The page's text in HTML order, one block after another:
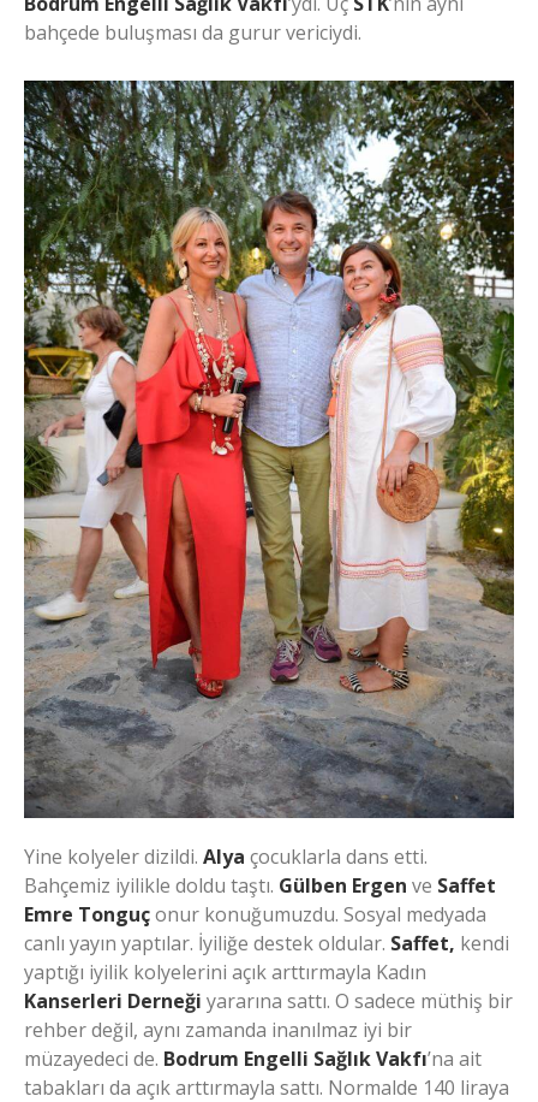
bahçede buluşması da gurur vericiydi.
Yine kolyeler dizildi. Alya çocuklarla dans etti.
Bahçemiz iyilikle doldu taştı. Gülben Ergen ve Saffet
Emre Tonguçonur konuğumuzdu. Sosyal medyada
canlı yayın yaptılar. İyiliğe destek oldular. Saffet, kendi
yaptığı iyilik kolyelerini açık arttırmayla Kadın
Kanserleri Derneği yararına sattı. O sadece müthiş bir
rehber değil, aynı zamanda inanılmaz iyi bir
müzayedeci de. Bodrum Engelli Sağlık Vakfı’na ait
tabakları da açık arttırmayla sattı. Normalde 140 liraya